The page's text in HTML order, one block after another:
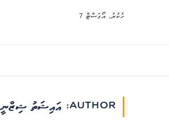
ހުކުރު, އޯގަސްޓް 7
AUTHOR: އައިޝަތު ޝިޒްނީ